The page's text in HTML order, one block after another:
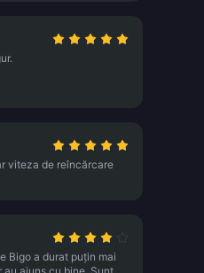
viteza de reîncărcare
Bigo a durat puțin mai